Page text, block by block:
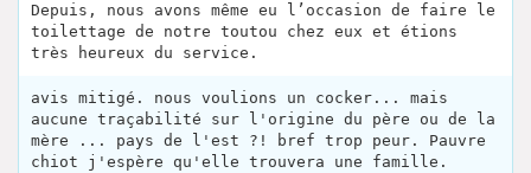
Depuis, nous avons même eu l’occasion de faire le
toilettage de notre toutou chez eux et étions
très heureux du service.
avis mitigé. nous voulions un cocker... mais
aucune traçabilité sur l'origine du père ou de la
mère ... pays de l'est ?! bref trop peur. Pauvre
chiot j'espère qu'elle trouvera une famille.